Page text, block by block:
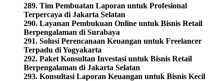
289. Tim Pembuatan Laporan untuk Profesional
Terpercaya di Jakarta Selatan
290. Layanan Pembukuan Online untuk Bisnis Retail
Berpengalaman di Surabaya
291. Solusi Perencanaan Keuangan untuk Freelancer
Terpadu di Yogyakarta
292. Paket Konsultan Investasi untuk Bisnis Retail
Berpengalaman di Jakarta Selatan
293. Konsultasi Laporan Keuangan untuk Bisnis Kecil